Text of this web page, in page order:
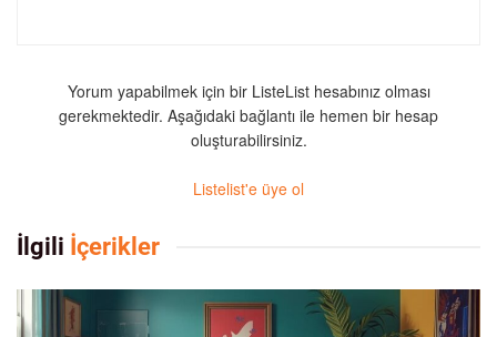
Yorum yapabilmek için bir ListeList hesabınız olması
gerekmektedir. Aşağıdaki bağlantı ile hemen bir hesap
oluşturabilirsiniz.
Listelist'e üye ol
İlgili İçerikler